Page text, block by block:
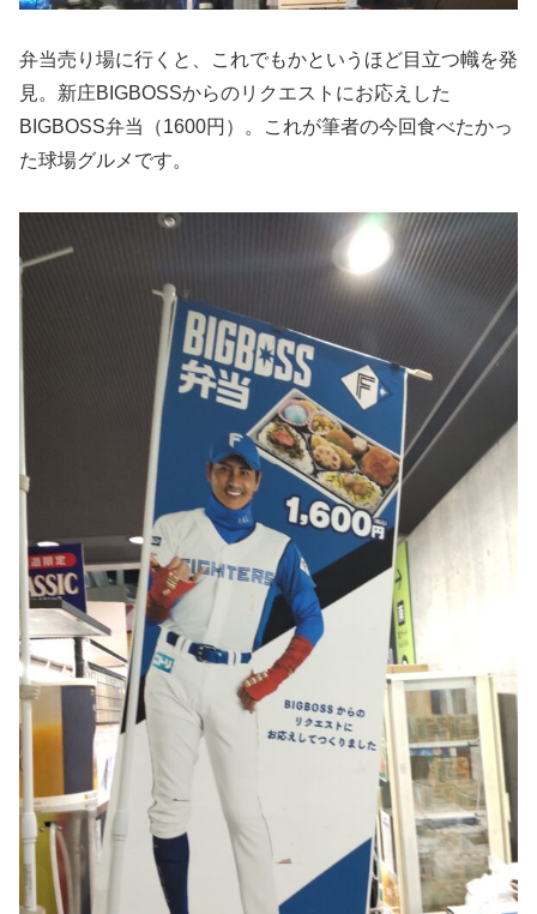
弁当売り場に行くと、これでもかというほど目立つ幟を発
見。新庄BIGBOSSからのリクエストにお応えした
BIGBOSS弁当（1600円）。これが筆者の今回食べたかっ
た球場グルメです。